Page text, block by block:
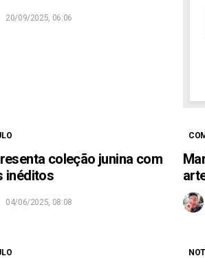
20/09/2025, 06:06
coleção junina com
inéditos
04/06/2025, 08:08